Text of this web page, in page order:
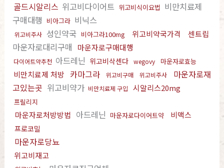
골드시알리스 위고비다이어트 위고비식이요법 비만치료제
구매대행 비아그라 비닉스
위고비주사 성인약국 비아그라100mg 위고비약국가격 센트립
마운자로대리구매 마운자로구매대행
다이어트약추천 아드레닌 위고비삭센다 wegovy 마운자로효능
비만치료제 처방 카마그라 위고비구매 위고비주사
마운자로재
고있는곳 위고비약가 비만치료제 구입 시알리스20mg
프릴리지
마운자로처방방법 아드레닌 마운자로다이어트약 비맥스
프로코밀
마운자로당뇨
위고비재고